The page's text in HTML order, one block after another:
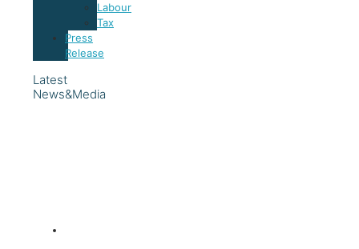
Labour
Tax
Press
Release
Latest
News&Media